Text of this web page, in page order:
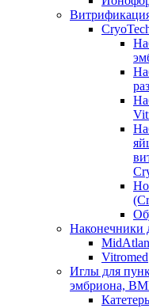
Наконечники
Vitromed
Иглы для
эмбриона,